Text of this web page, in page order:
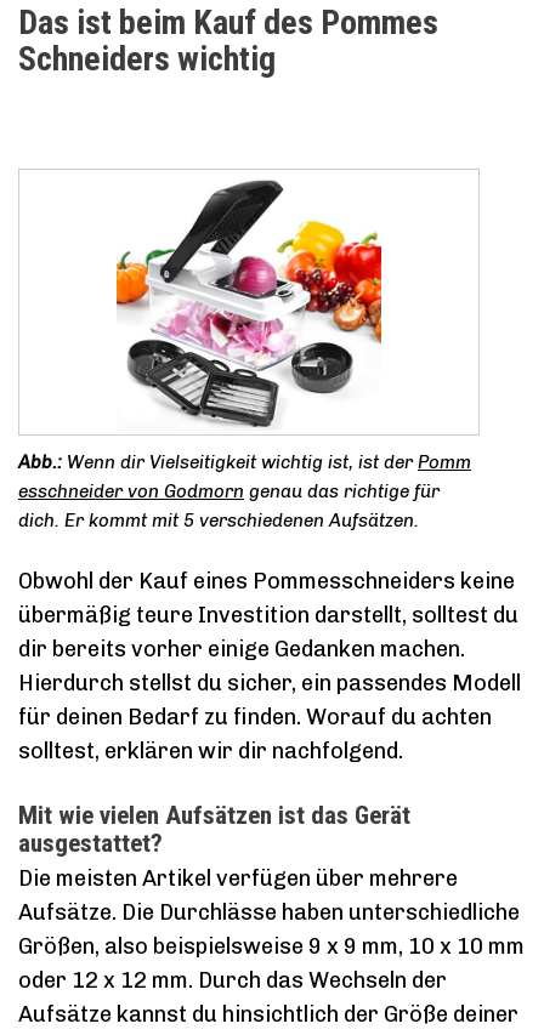
Das ist beim Kauf des Pommes
Schneiders wichtig
Wenn dir Vielseitigkeit wichtig ist, ist derPomm
esschneider von Godmorn genau das richtige für
dich. Er kommt mit 5 verschiedenen Aufsätzen.
Obwohl der Kauf eines Pommesschneiders keine
übermäßig teure Investition darstellt, solltest du
dir bereits vorher einige Gedanken machen.
Hierdurch stellst du sicher, ein passendes Modell
für deinen Bedarf zu finden. Worauf du achten
solltest, erklären wir dir nachfolgend.
Mit wie vielen Aufsätzen ist das Gerät
ausgestattet?
Die meisten Artikel verfügen über mehrere
Aufsätze. Die Durchlässe haben unterschiedliche
Größen, also beispielsweise 9 x 9 mm, 10 x 10 mm
oder 12 x 12 mm. Durch das Wechseln der
Aufsätze kannst du hinsichtlich der Größe deiner